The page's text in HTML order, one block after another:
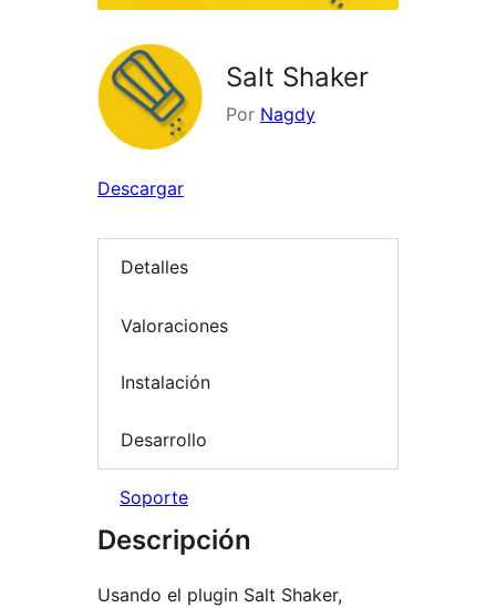
Salt Shaker
Por Nagdy
Descargar
Detalles
Valoraciones
Instalación
Desarrollo
Soporte
Descripción
Usando el plugin Salt Shaker,